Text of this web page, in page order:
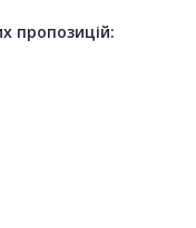
пропозицій: